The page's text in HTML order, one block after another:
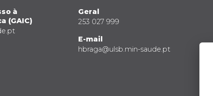
à
(GAIC)
Geral
253 027 999
E-mail
hbraga@ulsb.min-saude.pt